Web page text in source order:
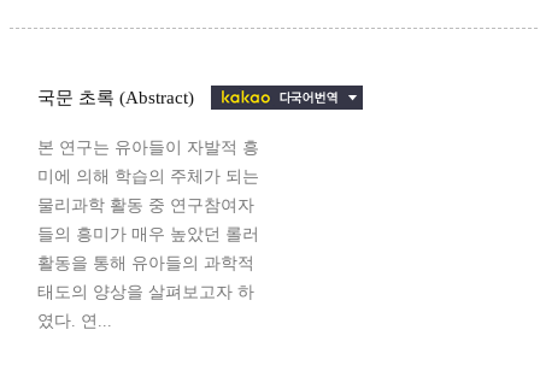
국문 초록 (Abstract)
본 연구는 유아들이 자발적 흥
미에 의해 학습의 주체가 되는
물리과학 활동 중 연구참여자
들의 흥미가 매우 높았던 롤러
활동을 통해 유아들의 과학적
태도의 양상을 살펴보고자 하
였다. 연...